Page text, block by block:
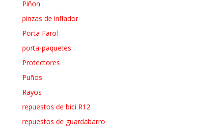
Piñon
pinzas de inflador
Porta Farol
porta-paquetes
Protectores
Puños
Rayos
repuestos de bici R12
repuestos de guardabarro